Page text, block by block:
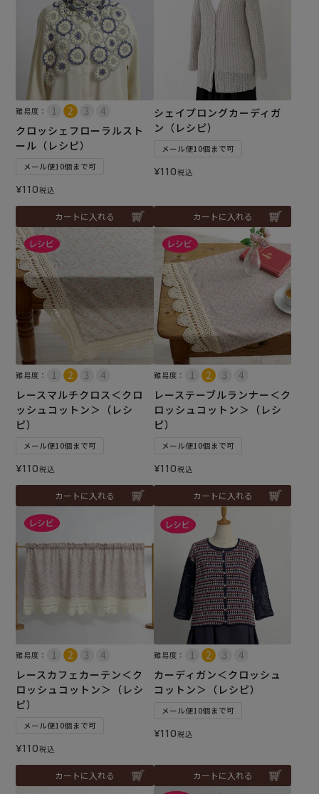
難易度：
クロッシェフローラルスト
ール（レシピ）
メール便10個まで可
¥110税込
カートに入れる
シェイプロングカーディガ
ン（レシピ）
メール便10個まで可
¥110税込
カートに入れる
難易度：
レースマルチクロス＜クロ
ッシュコットン＞（レシ
ピ）
メール便10個まで可
¥110税込
カートに入れる
難易度：
レーステーブルランナー＜ク
ロッシュコットン＞（レシ
ピ）
メール便10個まで可
¥110税込
カートに入れる
難易度：
レースカフェカーテン＜ク
ロッシュコットン＞（レシ
ピ）
メール便10個まで可
¥110税込
カートに入れる
難易度：
カーディガン＜クロッシュ
コットン＞（レシピ）
メール便10個まで可
¥110税込
カートに入れる